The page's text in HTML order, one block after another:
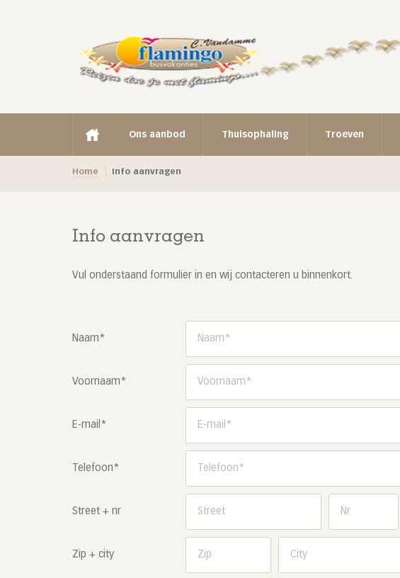
Ons aanbod Thuisophaling Troeven
Home Info aanvragen
Info aanvragen
Vul onderstaand formulier in en wij contacteren u binnenkort.
Naam*
Voornaam*
E-mail*
Telefoon*
Street + nr
Zip + city